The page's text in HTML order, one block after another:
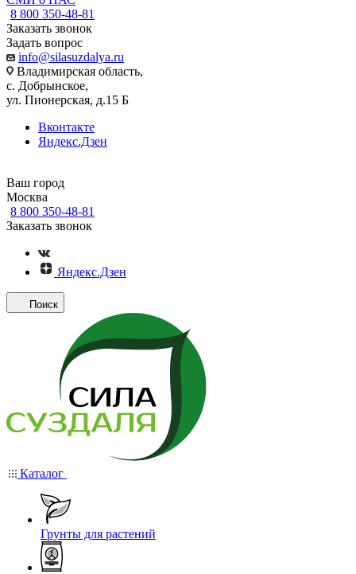
8 800 350-48-81
Заказать звонок
Задать вопрос
info@silasuzdalya.ru
Владимирская область,
с. Добрынское,
ул. Пионерская, д.15 Б
Вконтакте
Яндекс.Дзен
Ваш город
Москва
8 800 350-48-81
Заказать звонок
Яндекс.Дзен
Поиск
Каталог
Грунты для растений